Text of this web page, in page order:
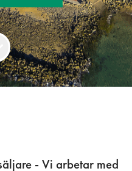
- Vi arbetar med